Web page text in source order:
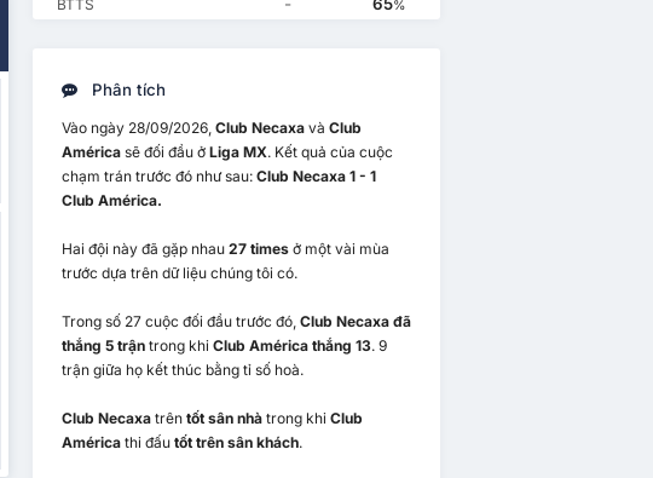
BTTS - 65%
Phân tích
Vào ngày 28/09/2026, Club Necaxavà Club
Américasẽ đối đầu ở Liga MX. Kết quả của cuộc
chạm trán trước đó như sau: Club Necaxa 1 - 1
Club América.
Hai đội này đã gặp nhau 27 timesở một vài mùa
trước dựa trên dữ liệu chúng tôi có.
Trong số 27 cuộc đối đầu trước đó, Club Necaxa đã
thắng 5 trậntrong khi Club América thắng 13. 9
trận giữa họ kết thúc bằng tỉ số hoà.
Club Necaxatrên tốt sân nhàtrong khi Club
Américathi đấu tốt trên sân khách.